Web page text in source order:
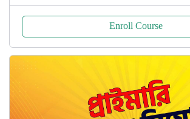
Enroll Course